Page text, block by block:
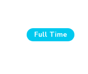
Full Time